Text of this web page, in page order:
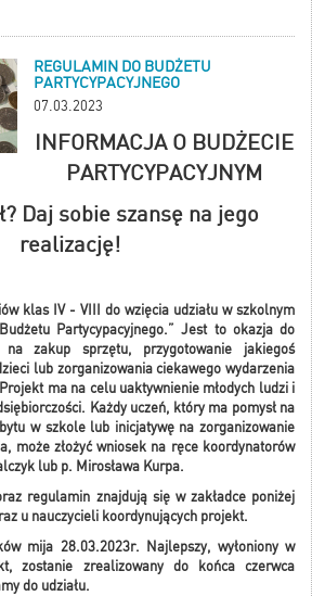
REGULAMIN DO BUDŻETU
PARTYCYPACYJNEGO
07.03.2023
INFORMACJA O BUDŻECIE
PARTYCYPACYJNYM
Daj sobie szansę na jego
realizację!
klas IV - VIII do wzięcia udziału w szkolnym
Partycypacyjnego.” Jest to okazja do
zakup sprzętu, przygotowanie jakiegoś
lub zorganizowania ciekawego wydarzenia
ma na celu uaktywnienie młodych ludzi i
Każdy uczeń, który ma pomysł na
w szkole lub inicjatywę na zorganizowanie
może złożyć wniosek na ręce koordynatorów
lub p. Mirosława Kurpa.
regulamin znajdują się w zakładce poniżej
u nauczycieli koordynujących projekt.
mija 28.03.2023r. Najlepszy, wyłoniony w
zostanie zrealizowany do końca czerwca
do udziału.